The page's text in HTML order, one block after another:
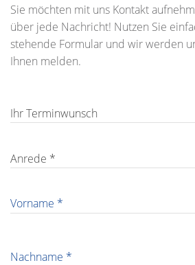
Sie möchten mit uns Kontakt
über jede Nachricht! Nutzen Sie
stehende Formular und wir werden
Ihnen melden.
Ihr Terminwunsch
Anrede *
Vorname *
Nachname *